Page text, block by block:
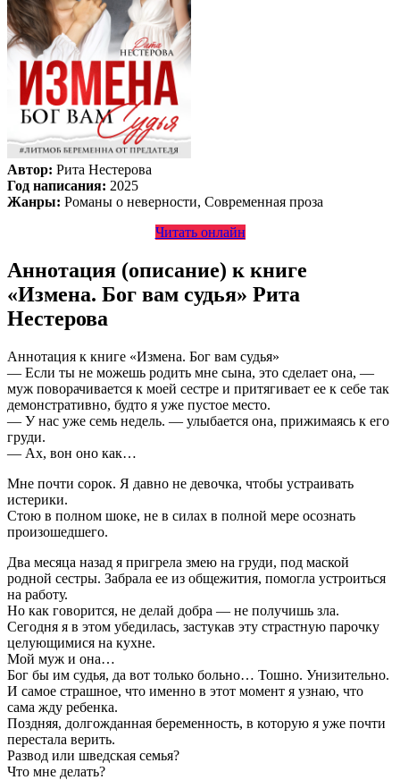
Автор: Рита Нестерова
Год написания: 2025
Жанры: Романы о неверности, Современная проза
Читать онлайн
Аннотация (описание) к книге
«Измена. Бог вам судья» Рита
Нестерова
Аннотация к книге «Измена. Бог вам судья»
— Если ты не можешь родить мне сына, это сделает она, —
муж поворачивается к моей сестре и притягивает ее к себе так
демонстративно, будто я уже пустое место.
— У нас уже семь недель. — улыбается она, прижимаясь к его
груди.
— Ах, вон оно как…
Мне почти сорок. Я давно не девочка, чтобы устраивать
истерики.
Стою в полном шоке, не в силах в полной мере осознать
произошедшего.
Два месяца назад я пригрела змею на груди, под маской
родной сестры. Забрала ее из общежития, помогла устроиться
на работу.
Но как говорится, не делай добра — не получишь зла.
Сегодня я в этом убедилась, застукав эту страстную парочку
целующимися на кухне.
Мой муж и она…
Бог бы им судья, да вот только больно… Тошно. Унизительно.
И самое страшное, что именно в этот момент я узнаю, что
сама жду ребенка.
Поздняя, долгожданная беременность, в которую я уже почти
перестала верить.
Развод или шведская семья?
Что мне делать?‍